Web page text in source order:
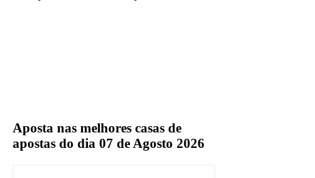
Aposta nas melhores casas de
apostas do dia 07 de Agosto 2026